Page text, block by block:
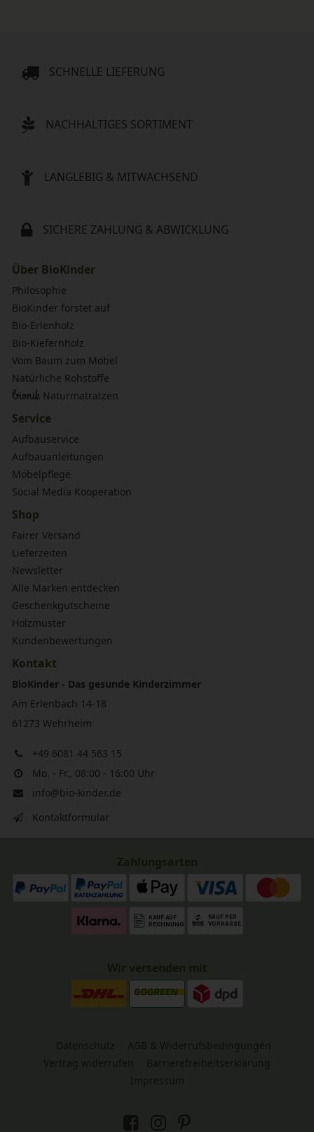
SCHNELLE LIEFERUNG
NACHHALTIGES SORTIMENT
LANGLEBIG & MITWACHSEND
SICHERE ZAHLUNG & ABWICKLUNG
Über BioKinder
Philosophie
BioKinder forstet auf
Bio-Erlenholz
Bio-Kiefernholz
Vom Baum zum Möbel
Natürliche Rohstoffe
bionik Naturmatratzen
Service
Aufbauservice
Aufbauanleitungen
Möbelpflege
Social Media Kooperation
Shop
Fairer Versand
Lieferzeiten
Newsletter
Alle Marken entdecken
Geschenkgutscheine
Holzmuster
Kundenbewertungen
Kontakt
BioKinder - Das gesunde Kinderzimmer
Am Erlenbach 14-18
61273 Wehrheim
+49 6081 44 563 15
Mo. - Fr., 08:00 - 16:00 Uhr
info@bio-kinder.de
Kontaktformular
Zahlungsarten
Wir versenden mit